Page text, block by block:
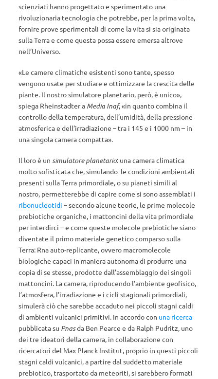
scienziati hanno progettato e sperimentato una
rivoluzionaria tecnologia che potrebbe, per la prima volta,
fornire prove sperimentali di come la vita si sia originata
sulla Terra e come questa possa essere emersa altrove
nell’Universo.
«Le camere climatiche esistenti sono tante, spesso
vengono usate per studiare e ottimizzare la crescita delle
piante. Il nostro simulatore planetario, però, è unico»,
spiega Rheinstadter a Media Inaf, «in quanto combina il
controllo della temperatura, dell’umidità, della pressione
atmosferica e dell’irradiazione – tra i 145 e i 1000 nm – in
una singola camera compatta».
Il loro è un simulatore planetario: una camera climatica
molto sofisticata che, simulando le condizioni ambientali
presenti sulla Terra primordiale, o su pianeti simili al
nostro, permetterebbe di capire come si sono assemblati i
ribonucleotidi – secondo alcune teorie, le prime molecole
prebiotiche organiche, i mattoncini della vita primordiale
per interdirci – e come queste molecole prebiotiche siano
diventate il primo materiale genetico comparso sulla
Terra: Rna auto-replicante, ovvero macromolecole
biologiche capaci in maniera autonoma di produrre una
copia di se stesse, prodotte dall’assemblaggio dei singoli
mattoncini. La camera, riproducendo l’ambiente geofisico,
l’atmosfera, l’irradiazione e i cicli stagionali primordiali,
simulerà ciò che sarebbe accaduto nei piccoli stagni caldi
di ambienti vulcanici primitivi. In accordo con una ricerca
pubblicata su Pnasda Ben Pearce e da Ralph Pudritz, uno
dei tre ideatori della camera, in collaborazione con
ricercatori del Max Planck Institut, proprio in questi piccoli
stagni caldi vulcanici, a partire dal suddetto materiale
prebiotico, trasportato da meteoriti, si sarebbero formati